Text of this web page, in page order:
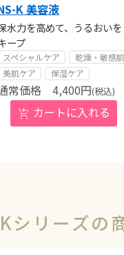
K 美容液
水力を高めて、うるおいを
ープ
スペシャルケア
乾燥・敏感肌
美肌ケア
保湿ケア
4,400円(税込)
シリーズの